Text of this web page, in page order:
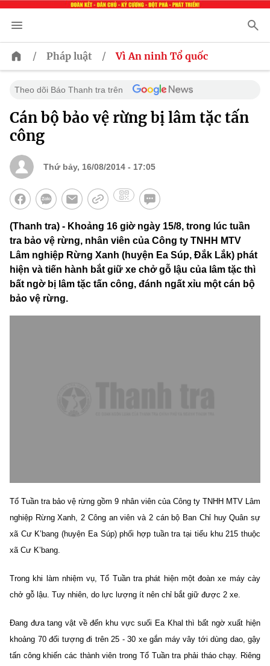
/ Pháp luật / Vì An ninh Tổ quốc
Theo dõi Báo Thanh tra trên
Cán bộ bảo vệ rừng bị lâm tặc tấn
công
Thứ bảy, 16/08/2014 - 17:05
(Thanh tra) - Khoảng 16 giờ ngày 15/8, trong lúc tuần
tra bảo vệ rừng, nhân viên của Công ty TNHH MTV
Lâm nghiệp Rừng Xanh (huyện Ea Súp, Đắk Lắk) phát
hiện và tiến hành bắt giữ xe chở gỗ lậu của lâm tặc thì
bất ngờ bị lâm tặc tấn công, đánh ngất xỉu một cán bộ
bảo vệ rừng.
Tổ Tuần tra bảo vệ rừng gồm 9 nhân viên của Công ty TNHH MTV Lâm
nghiệp Rừng Xanh, 2 Công an viên và 2 cán bộ Ban Chỉ huy Quân sự
xã Cư K’bang (huyện Ea Súp) phối hợp tuần tra tại tiểu khu 215 thuộc
xã Cư K’bang.
Trong khi làm nhiệm vụ, Tổ Tuần tra phát hiện một đoàn xe máy cày
chở gỗ lậu. Tuy nhiên, do lực lượng ít nên chỉ bắt giữ được 2 xe.
Đang đưa tang vật về đến khu vực suối Ea Khal thì bất ngờ xuất hiện
khoảng 70 đối tượng đi trên 25 - 30 xe gắn máy vây tới dùng dao, gậy
tấn công khiến các thành viên trong Tổ Tuần tra phải tháo chạy. Riêng